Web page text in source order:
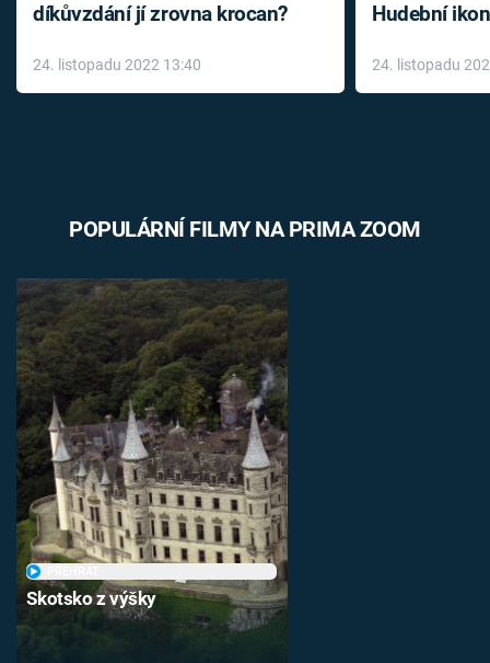
díkůvzdání jí zrovna krocan?
24. listopadu 2022 13:40
Hudební
léky
24. listopadu
POPULÁRNÍ FILMY NA PRIMA ZOOM
Skotsko z výšky